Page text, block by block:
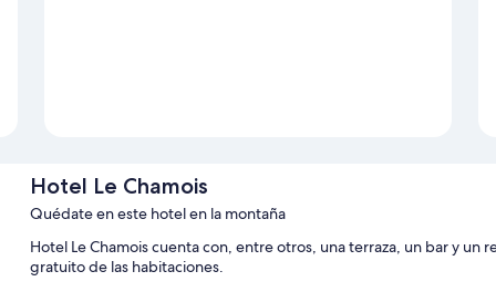
Hotel Le Chamois
Quédate en este hotel en la montaña
Hotel Le Chamois cuenta con, entre otros, una terraza, un bar y
gratuito de las habitaciones.